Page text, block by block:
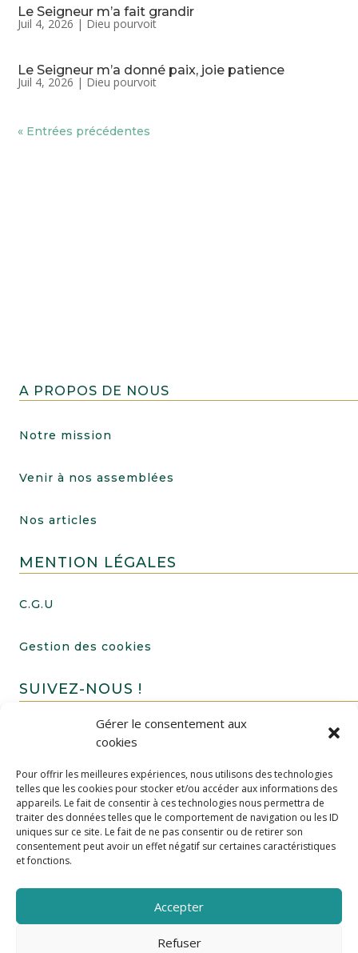
Gérer le consentement aux
cookies
Pour offrir les meilleures expériences, nous utilisons des technologies
telles que les cookies pour stocker et/ou accéder aux informations des
appareils. Le fait de consentir à ces technologies nous permettra de
traiter des données telles que le comportement de navigation ou les ID
uniques sur ce site. Le fait de ne pas consentir ou de retirer son
consentement peut avoir un effet négatif sur certaines caractéristiques
et fonctions.
Accepter
Refuser
Le Seigneur m’a fait grandir
Juil 4, 2026 | Dieu pourvoit
Le Seigneur m’a donné paix, joie patience
Juil 4, 2026 | Dieu pourvoit
« Entrées précédentes
A PROPOS DE NOUS
Notre mission
Venir à nos assemblées
Nos articles
MENTION LÉGALES
C.G.U
Gestion des cookies
SUIVEZ-NOUS !
FAIRE UN DON